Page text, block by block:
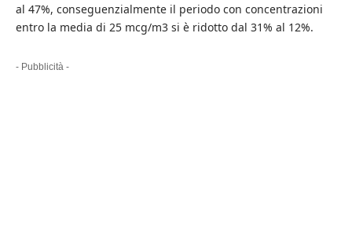
al 47%, conseguenzialmente il periodo con concentrazioni
entro la media di 25 mcg/m3 si è ridotto dal 31% al 12%.
- Pubblicità -